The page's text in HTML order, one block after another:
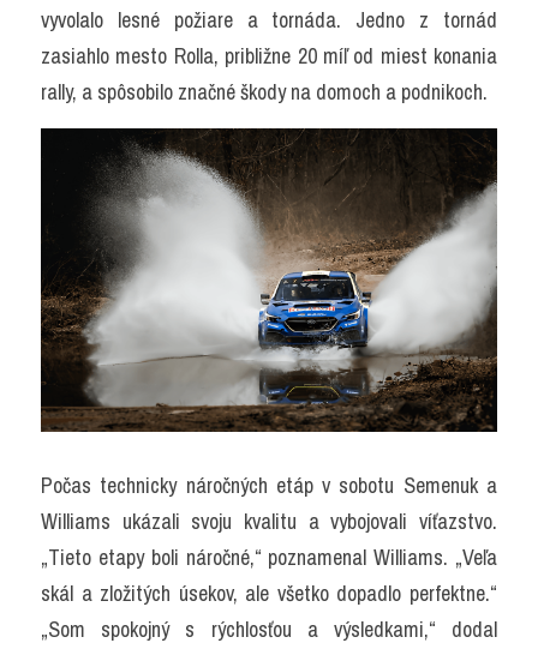
vyvolalo lesné požiare a tornáda. Jedno z tornád
zasiahlo mesto Rolla, približne 20 míľ od miest konania
rally, a spôsobilo značné škody na domoch a podnikoch.
Počas technicky náročných etáp v sobotu Semenuk a
Williams ukázali svoju kvalitu a vybojovali víťazstvo.
„Tieto etapy boli náročné,“ poznamenal Williams. „Veľa
skál a zložitých úsekov, ale všetko dopadlo perfektne.“
„Som spokojný s rýchlosťou a výsledkami,“ dodal